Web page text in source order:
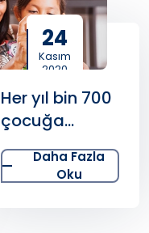
24
Kasım
2020
Her yıl bin 700
çocuğa
diyabet tanısı
konuluyor;
Kovid 19 sayıyı
Daha Fazla
Oku